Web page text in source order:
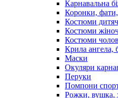
Карнавальна
Коронки, фати,
Костюми
Костюми
Костюми
Крила ангела,
Маски
Окуляри
Перуки
Помпони
Рожки, вушка,